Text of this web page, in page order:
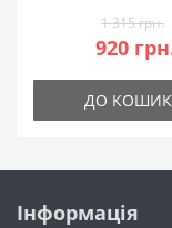
1 315 грн.
920
ДО
Інформація